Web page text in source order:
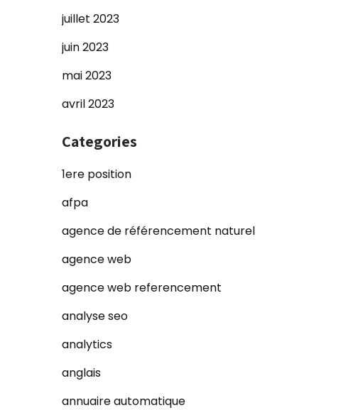
juillet 2023
juin 2023
mai 2023
avril 2023
Categories
1ere position
afpa
agence de référencement naturel
agence web
agence web referencement
analyse seo
analytics
anglais
annuaire automatique